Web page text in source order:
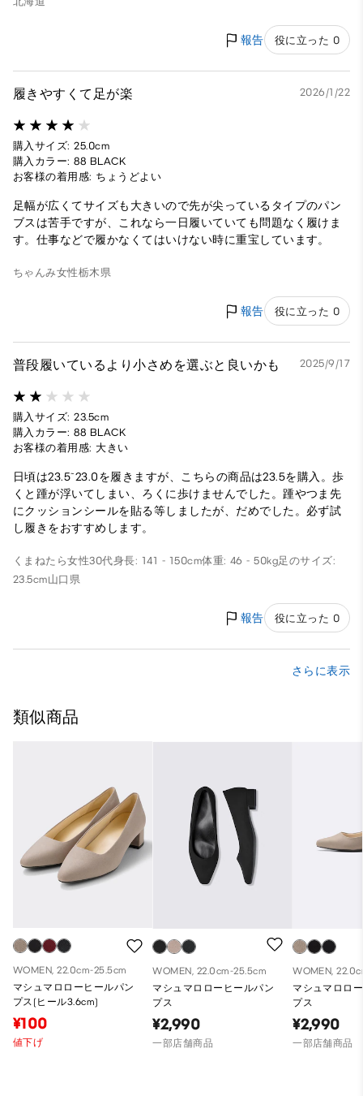
報告 役に立った 0
履きやすくて足が楽 2026/1/22
購入サイズ: 25.0cm
購入カラー: 88 BLACK
お客様の着用感: ちょうどよい
足幅が広くてサイズも大きいので先が尖っているタイプのパン
ブスは苦手ですが、これなら一日履いていても問題なく履けま
す。仕事などで履かなくてはいけない時に重宝しています。
ちゃんみ女性栃木県
報告 役に立った 0
普段履いているより小さめを選ぶと良いかも 2025/9/17
購入サイズ: 23.5cm
購入カラー: 88 BLACK
お客様の着用感: 大きい
日頃は23.5~23.0を履きますが、こちらの商品は23.5を購入。歩
くと踵が浮いてしまい、ろくに歩けませんでした。踵やつま先
にクッションシールを貼る等しましたが、だめでした。必ず試
し履きをおすすめします。
くまねたら女性30代身長: 141 - 150cm体重: 46 - 50kg足のサイズ:
23.5cm山口県
報告 役に立った 0
さらに表示
類似商品
WOMEN, 22.0cm-25.5cm
マシュマロローヒールパン
プス(ヒール3.6cm)
¥100
値下げ
WOMEN, 22.0cm-25.5cm
マシュマロローヒールパン
プス
¥2,990
一部店舗商品
WOMEN,
マシュマロロ
プス
¥2,990
一部店舗商品